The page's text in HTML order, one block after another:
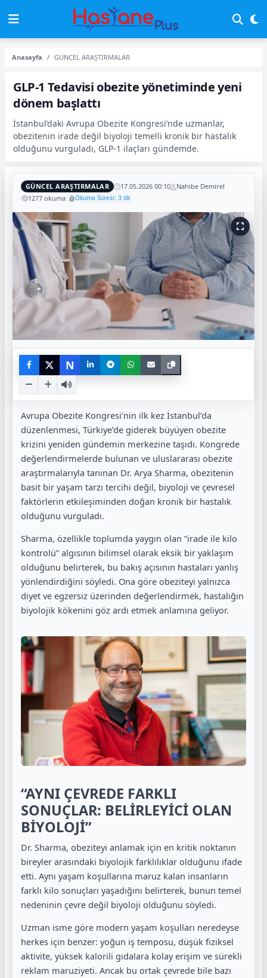
Anasayfa GÜNCEL ARAŞTIRMALAR
GLP-1 Tedavisi obezite yönetiminde yeni
dönem başlattı
İstanbul’daki Avrupa Obezite Kongresi’nde uzmanlar,
obezitenin irade değil biyoloji temelli kronik bir hastalık
olduğunu vurguladı, GLP-1 ilaçları gündemde.
GÜNCEL ARAŞTIRMALAR 17.05.2026 00:10
Nahibe Demirel
1277 okuma
Okuma Süresi: 3 dk
N
Avrupa Obezite Kongresi’nin ilk kez İstanbul’da
düzenlenmesi, Türkiye’de giderek büyüyen obezite
krizini yeniden gündemin merkezine taşıdı. Kongrede
değerlendirmelerde bulunan ve uluslararası obezite
araştırmalarıyla tanınan Dr. Arya Sharma, obezitenin
basit bir yaşam tarzı tercihi değil, biyoloji ve çevresel
faktörlerin etkileşiminden doğan kronik bir hastalık
olduğunu vurguladı.
Sharma, özellikle toplumda yaygın olan “irade ile kilo
kontrolü” algısının bilimsel olarak eksik bir yaklaşım
olduğunu belirterek, bu bakış açısının hastaları yanlış
yönlendirdiğini söyledi. Ona göre obeziteyi yalnızca
diyet ve egzersiz üzerinden değerlendirmek, hastalığın
biyolojik kökenini göz ardı etmek anlamına geliyor.
“AYNI ÇEVREDE FARKLI
SONUÇLAR: BELİRLEYİCİ OLAN
BİYOLOJİ”
Dr. Sharma, obeziteyi anlamak için en kritik noktanın
bireyler arasındaki biyolojik farklılıklar olduğunu ifade
etti. Aynı yaşam koşullarına maruz kalan insanların
farklı kilo sonuçları yaşadığını belirterek, bunun temel
nedeninin çevre değil biyoloji olduğunu söyledi.
Uzman isme göre modern yaşam koşulları neredeyse
herkes için benzer: yoğun iş temposu, düşük fiziksel
aktivite, yüksek kalorili gıdalara kolay erişim ve sürekli
reklam maruziyeti. Ancak bu ortak çevrede bile bazı